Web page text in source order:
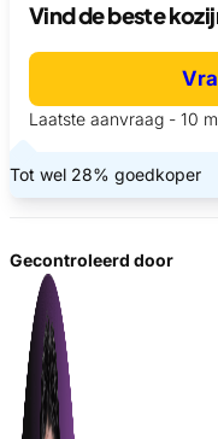
Vind de beste
Laatste aanvraag - 10
Tot wel 28% goedkoper
Gecontroleerd door